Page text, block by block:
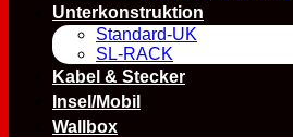
Unterkonstruktion
Standard-UK
SL-RACK
Kabel & Stecker
Insel/Mobil
Wallbox